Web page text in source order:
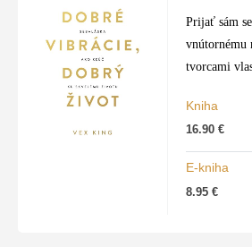
Prijať sám
vnútornému
tvorcami
Ak si
môžeme
King
Kniha
16.90€
E-kniha
8.95€